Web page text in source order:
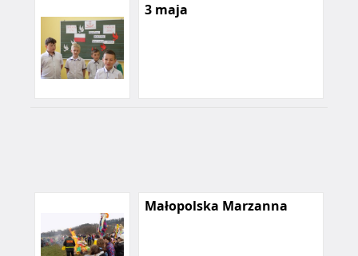
3 maja
Małopolska Marzanna